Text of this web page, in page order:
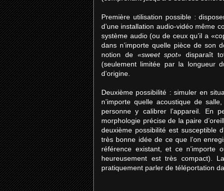
Première utilisation possible :
d’une installation audio-vidéo même
système audio (ou de ceux qu’il a
dans n’importe quelle pièce de son
notion de «sweet spot» disparaît
(seulement limitée par la longueur
d’origine.
Deuxième possibilité : simuler en
n’importe quelle acoustique de
personne y calibrer l’appareil. En
morphologie précise de la paire
deuxième possibilité est susceptible
très bonne idée de ce que l’on
référence existant, et ce n’importe
heureusement est très compact).
pratiquement parler de téléportation